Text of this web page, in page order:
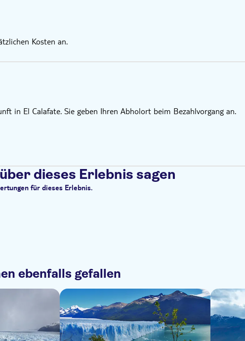
Kosten an.
in El Calafate. Sie geben Ihren Abholort beim Bezahlvorgang an.
dieses Erlebnis sagen
für dieses Erlebnis.
ebenfalls gefallen